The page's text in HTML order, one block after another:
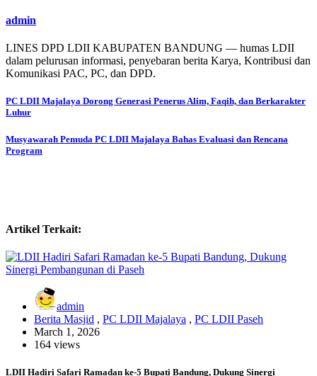
admin
LINES DPD LDII KABUPATEN BANDUNG — humas LDII
dalam pelurusan informasi, penyebaran berita Karya, Kontribusi dan
Komunikasi PAC, PC, dan DPD.
Post
PC LDII Majalaya Dorong Generasi Penerus Alim, Faqih, dan Berkarakter
Luhur
Musyawarah Pemuda PC LDII Majalaya Bahas Evaluasi dan Rencana
Program
Artikel Terkait:
admin
Berita Masjid , PC LDII Majalaya , PC LDII Paseh
March 1, 2026
164 views
LDII Hadiri Safari Ramadan ke-5 Bupati Bandung, Dukung Sinergi